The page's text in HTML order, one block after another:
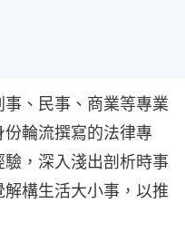
事、民事、商業等專業
輪流撰寫的法律專
，深入淺出剖析時事
構生活大小事，以推